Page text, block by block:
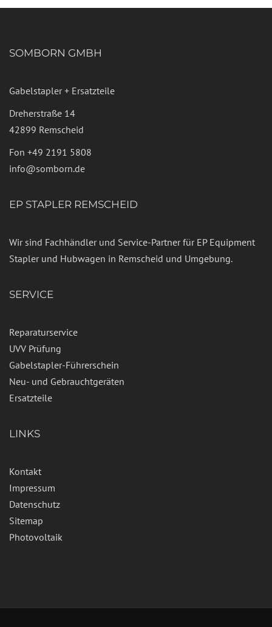
SOMBORN GMBH
Gabelstapler + Ersatzteile
Dreherstraße 14
42899 Remscheid
Fon +49 2191 5808
info@somborn.de
EP STAPLER REMSCHEID
Wir sind Fachhändler und Service-Partner für EP Equipment
Stapler und Hubwagen in Remscheid und Umgebung.
SERVICE
Reparaturservice
UVV Prüfung
Gabelstapler-Führerschein
Neu- und Gebrauchtgeräten
Ersatzteile
LINKS
Kontakt
Impressum
Datenschutz
Sitemap
Photovoltaik